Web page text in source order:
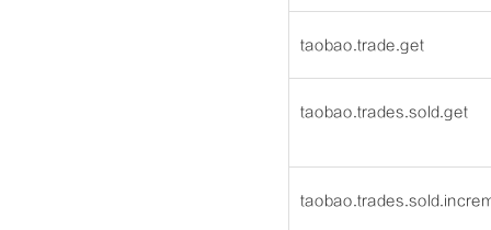
taobao.trade.get
taobao.trades.sold.get